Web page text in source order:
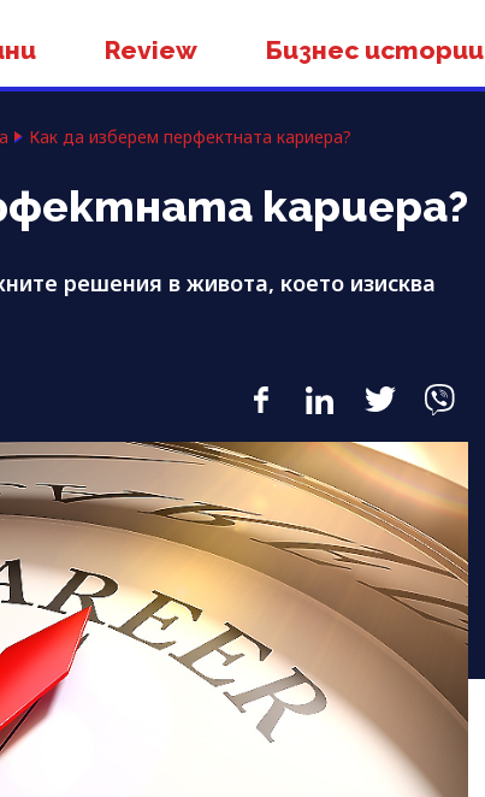
Review Бизнес истории
Как да изберем перфектната кариера?
кариера?
решения в живота, което изисква